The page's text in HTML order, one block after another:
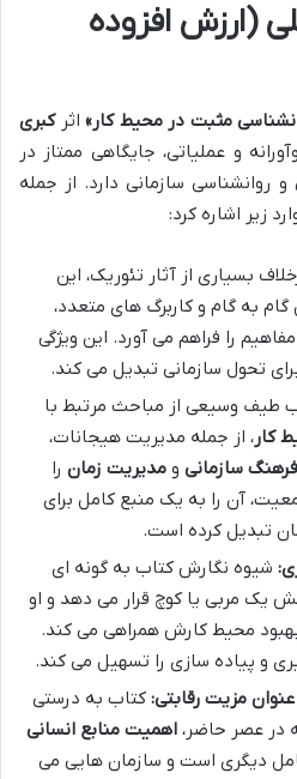
(ارزش افزوده
مثبت در محیط کار» اثرکبری
و عملیاتی، جایگاهی ممتاز در
روانشناسی سازمانی دارد. از جمله
زیر اشاره کرد:
بسیاری از آثار تئوریک، این
گام به گام و کاربرگ های متعدد،
را فراهم می آورد. این ویژگی
تحول سازمانی تبدیل می کند.
طیف وسیعی از مباحث مرتبط با
کار، از جمله مدیریت هیجانات،
فرهنگ سازمانی و مدیریت زمان را
آن را به یک منبع کامل برای
تبدیل کرده است.
شیوه نگارش کتاب به گونه ای
یک مربی یا کوچ قرار می دهد و او
بهبود محیط کارش همراهی می کند.
و پیاده سازی را تسهیل می کند.
عنوان مزیت رقابتی: کتاب به درستی
در عصر حاضر، اهمیت منابع انسانی
دیگری است و سازمان هایی می